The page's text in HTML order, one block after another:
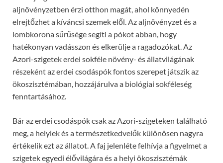
aljnövényzetben érzi otthon magát, ahol könnyedén
elrejtőzhet a kíváncsi szemek elől. Az aljnövényzet és a
lombkorona sűrűsége segíti a pókot abban, hogy
hatékonyan vadásszon és elkerülje a ragadozókat. Az
Azori-szigetek erdei sokféle növény- és állatvilágának
részeként az erdei csodáspók fontos szerepet játszik az
ökoszisztémában, hozzájárulva a biológiai sokféleség
fenntartásához.
Bár az erdei csodáspók csak az Azori-szigeteken található
meg, a helyiek és a természetkedvelők különösen nagyra
értékelik ezt az állatot. A faj jelenléte felhívja a figyelmet a
szigetek egyedi élővilágára és a helyi ökoszisztémák